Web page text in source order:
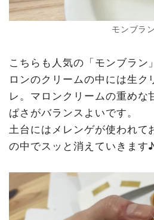
モンブラン
こちらも人気の「モンブラン
ロンのクリームの中には生ク
レ。マロンクリームの重めな
ぱさがバランスよいです。
土台にはメレンゲが使われて
の中でスッと消えていきます♪